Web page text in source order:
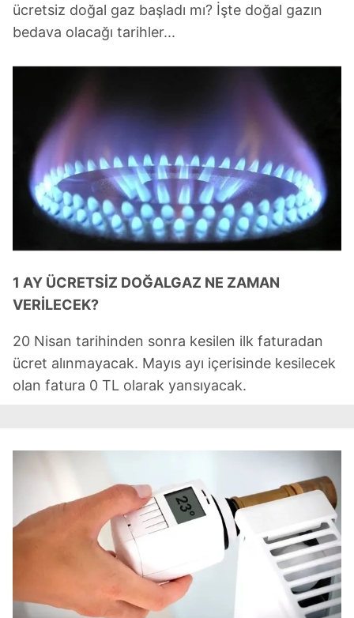
ücretsiz doğal gaz başladı mı? İşte doğal gazın
bedava olacağı tarihler...
1 AY ÜCRETSİZ DOĞALGAZ NE ZAMAN
VERİLECEK?
20 Nisan tarihinden sonra kesilen ilk faturadan
ücret alınmayacak. Mayıs ayı içerisinde kesilecek
olan fatura 0 TL olarak yansıyacak.